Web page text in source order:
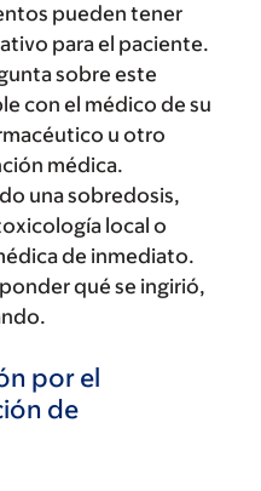
pueden tener
para el paciente.
sobre este
con el médico de su
u otro
médica.
una sobredosis,
local o
de inmediato.
qué se ingirió,
por el
de